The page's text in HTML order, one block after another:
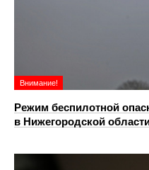
Внимание!
Режим беспилотной
в Нижегородской